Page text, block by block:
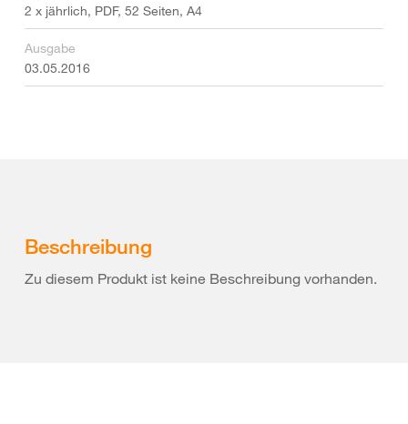
2 x jährlich, PDF, 52 Seiten, A4
Ausgabe
03.05.2016
Beschreibung
Zu diesem Produkt ist keine Beschreibung vorhanden.